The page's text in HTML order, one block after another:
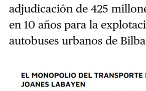
adjudicación de 425
en 10 años para la
autobuses urbanos de